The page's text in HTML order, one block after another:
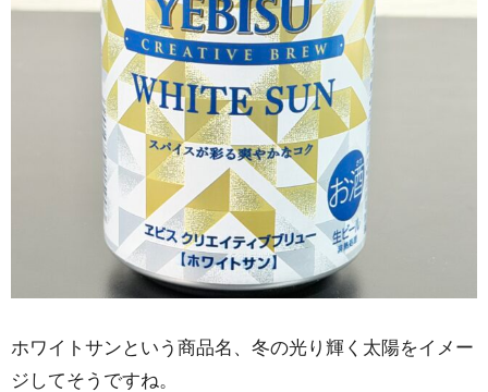
ホワイトサンという商品名、冬の光り輝く太陽をイメー
ジしてそうですね。